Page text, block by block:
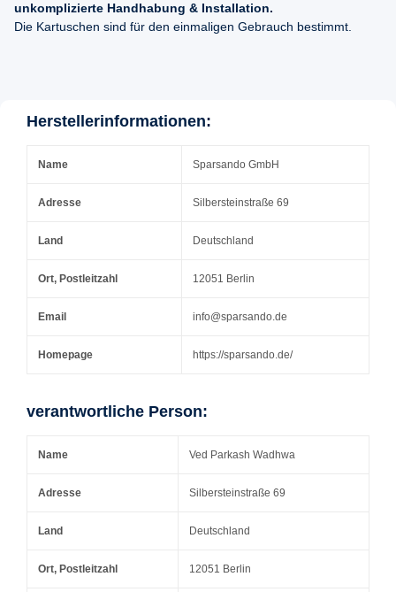
unkomplizierte Handhabung & Installation.
Die Kartuschen sind für den einmaligen Gebrauch bestimmt.
Herstellerinformationen:
Name Sparsando GmbH
Adresse Silbersteinstraße 69
Land Deutschland
Ort, Postleitzahl 12051 Berlin
Email info@sparsando.de
Homepage https://sparsando.de/
verantwortliche Person:
Name Ved Parkash Wadhwa
Adresse Silbersteinstraße 69
Land Deutschland
Ort, Postleitzahl 12051 Berlin